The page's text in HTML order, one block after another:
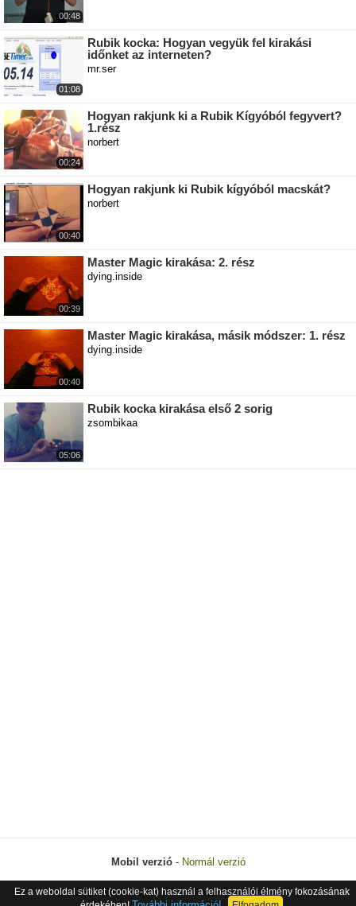
00:48
01:08
Rubik kocka: Hogyan vegyük fel kirakási
időnket az interneten?
mr.ser
00:24
Hogyan rakjunk ki a Rubik Kígyóból fegyvert?
1.rész
norbert
00:40
Hogyan rakjunk ki Rubik kígyóból macskát?
norbert
00:39
Master Magic kirakása: 2. rész
dying.inside
00:40
Master Magic kirakása, másik módszer: 1. rész
dying.inside
05:06
Rubik kocka kirakása első 2 sorig
zsombikaa
Mobil verzió- Normál verzió
© 2026 Next Project Kft. - Minden jog fenntartva.
Ez a weboldal sütiket (cookie-kat) használ a felhasználói élmény fokozásának